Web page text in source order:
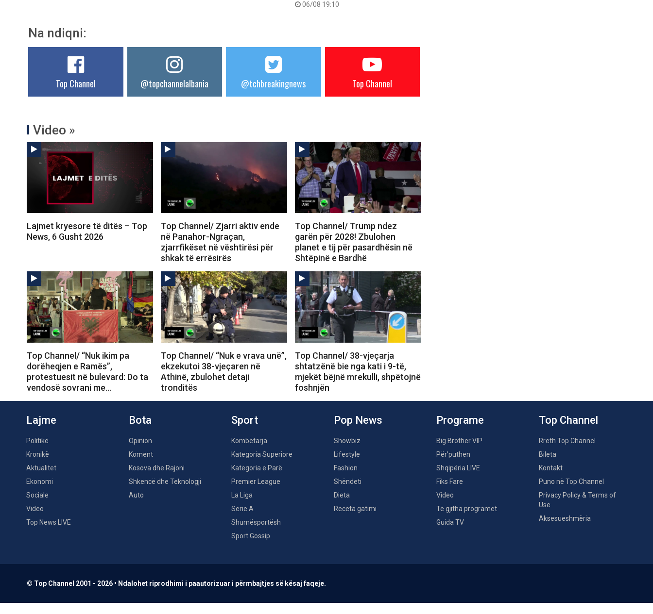
06/08 19:10
Na ndiqni:
Top Channel @topchannelalbania @tchbreakingnews Top Channel
Video »
Lajmet kryesore të ditës – Top
News, 6 Gusht 2026
Top Channel/ Zjarri aktiv ende
në Panahor-Ngraçan,
zjarrfikëset në vështirësi për
shkak të errësirës
Top Channel/ Trump ndez
garën për 2028! Zbulohen
planet e tij për pasardhësin në
Shtëpinë e Bardhë
Top Channel/ “Nuk ikim pa
dorëheqjen e Ramës”,
protestuesit në bulevard: Do ta
vendosë sovrani me…
Top Channel/ “Nuk e vrava unë”,
ekzekutoi 38-vjeçaren në
Athinë, zbulohet detaji
tronditës
Top Channel/ 38-vjeçarja
shtatzënë bie nga kati i 9-të,
mjekët bëjnë mrekulli, shpëtojnë
foshnjën
Lajme
Politikë
Kronikë
Aktualitet
Ekonomi
Sociale
Video
Top News LIVE
Bota
Opinion
Koment
Kosova dhe Rajoni
Shkencë dhe Teknologji
Auto
Sport
Kombëtarja
Kategoria Superiore
Kategoria e Parë
Premier League
La Liga
Serie A
Shumësportësh
Sport Gossip
Pop News
Showbiz
Lifestyle
Fashion
Shëndeti
Dieta
Receta gatimi
Programe
Big Brother VIP
Për’puthen
Shqipëria LIVE
Fiks Fare
Video
Të gjitha programet
Guida TV
Top Channel
Rreth Top Channel
Bileta
Kontakt
Puno në Top Channel
Privacy Policy & Terms of
Use
Aksesueshmëria
© Top Channel 2001 - 2026 • Ndalohet riprodhimi i paautorizuar i përmbajtjes së kësaj faqeje.